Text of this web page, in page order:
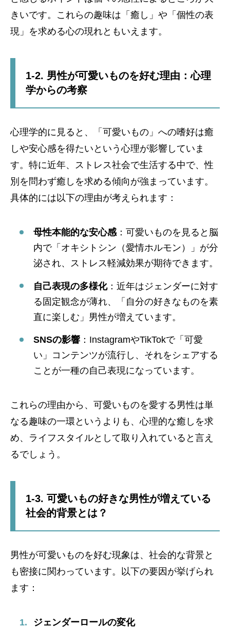
きいです。これらの趣味は「癒し」や「個性の表
現」を求める心の現れともいえます。
1-2. 男性が可愛いものを好む理由：心理
学からの考察
心理学的に見ると、「可愛いもの」への嗜好は癒
しや安心感を得たいという心理が影響していま
す。特に近年、ストレス社会で生活する中で、性
別を問わず癒しを求める傾向が強まっています。
具体的には以下の理由が考えられます：
母性本能的な安心感：可愛いものを見ると脳
内で「オキシトシン（愛情ホルモン）」が分
泌され、ストレス軽減効果が期待できます。
自己表現の多様化：近年はジェンダーに対す
る固定観念が薄れ、「自分の好きなものを素
直に楽しむ」男性が増えています。
SNSの影響 ：InstagramやTikTokで「可愛
い」コンテンツが流行し、それをシェアする
ことが一種の自己表現になっています。
これらの理由から、可愛いものを愛する男性は単
なる趣味の一環というよりも、心理的な癒しを求
め、ライフスタイルとして取り入れていると言え
るでしょう。
1-3. 可愛いもの好きな男性が増えている
社会的背景とは？
男性が可愛いものを好む現象は、社会的な背景と
も密接に関わっています。以下の要因が挙げられ
ます：
ジェンダーロールの変化